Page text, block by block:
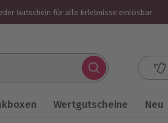
Gutschein für alle Erlebnisse einlösbar
Wertgutscheine Neu